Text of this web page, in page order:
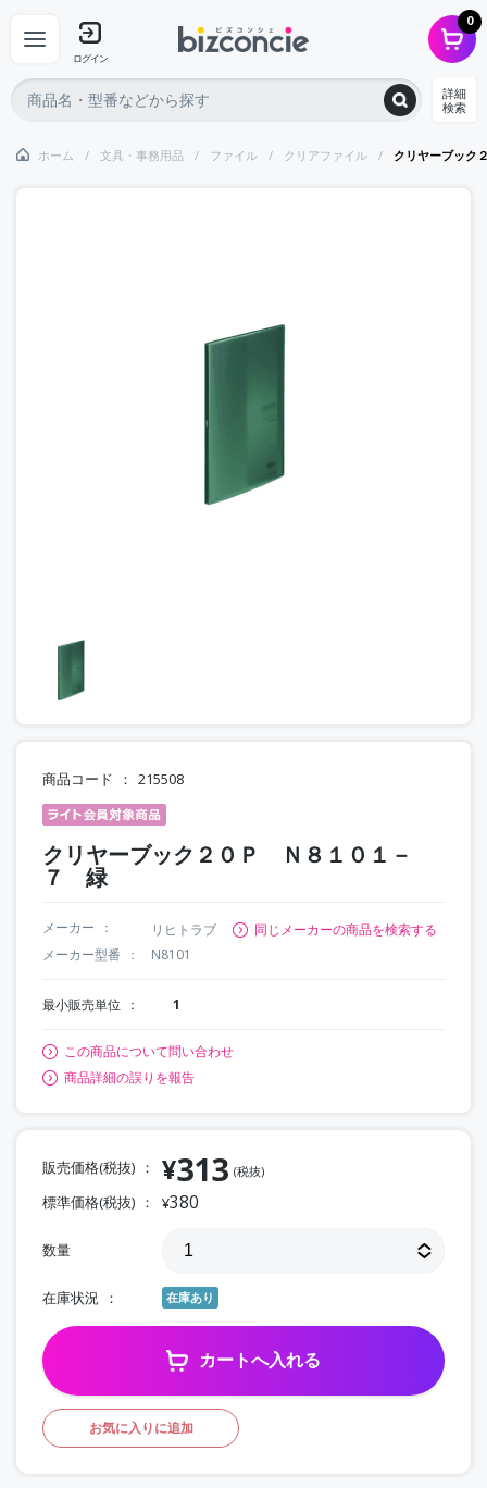
ログイン
0
詳細
検索
ホーム 文具・事務用品 ファイル クリアファイル クリヤーブッ
商品コード 215508
クリヤーブック２０Ｐ Ｎ８１０１－
７ 緑
メーカー リヒトラブ
同じメーカーの商品を検索する
メーカー型番
N8101
最小販売単位 1
この商品について問い合わせ
商品詳細の誤りを報告
販売価格(税抜) ¥313 (税抜)
標準価格(税抜) ¥380
数量
在庫状況 在庫あり
カートへ入れる
お気に入りに追加